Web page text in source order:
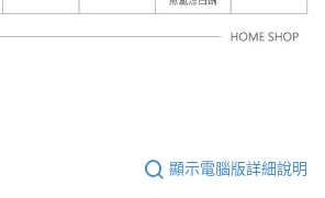
顯示電腦版詳細說明